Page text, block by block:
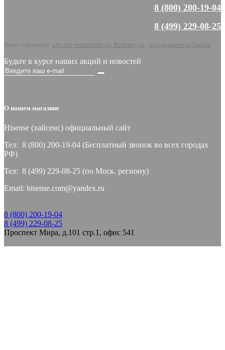
8 (800) 200-19-04
8 (499) 229-08-25
Наши партнеры: electric-mitsubishi.ru Redarmy.ru кондиционеры Daikin
Будьте в курсе наших акций и новостей
О нашем магазине
Hisense (хайсeнс) официальный сайт
Тел: 8 (800) 200-19-04 (Бесплатный звонок во всех городах
РФ)
Тел: 8 (499) 229-08-25 (по Моск. региону)
Email: hisense.com@yandex.ru
8 (800) 200-19-04
8 (499) 229-08-25
Проспект Мира, д.101 стр.1, офис 541